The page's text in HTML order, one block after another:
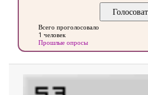
Всего проголосовало
1 человек
Прошлые опросы